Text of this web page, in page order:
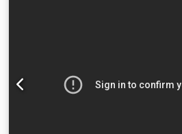
Ihnen umgehend zu. Wir
Niederländisch, Englisch,